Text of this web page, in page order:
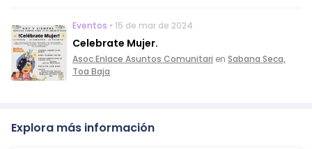
Eventos • 15 de mar de 2024
Celebrate Mujer.
Asoc.Enlace Asuntos Comunitari en Sabana Seca,
Toa Baja
Explora más información